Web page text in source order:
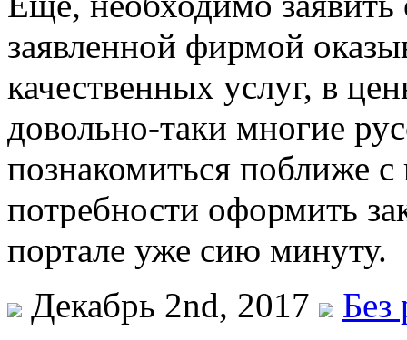
заявленной фирмой
качественных услуг, в
довольно-таки многие
познакомиться поближе
потребности оформить
портале уже сию минуту.
Декабрь 2nd, 2017
Без